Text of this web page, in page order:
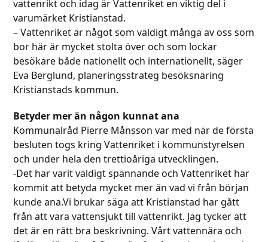
vattenrikt och idag är Vattenriket en viktig del i
varumärket Kristianstad.
– Vattenriket är något som väldigt många av oss som
bor här är mycket stolta över och som lockar
besökare både nationellt och internationellt, säger
Eva Berglund, planeringsstrateg besöksnäring
Kristianstads kommun.
Betyder mer än någon kunnat ana
Kommunalråd Pierre Månsson var med när de första
besluten togs kring Vattenriket i kommunstyrelsen
och under hela den trettioåriga utvecklingen.
-Det har varit väldigt spännande och Vattenriket har
kommit att betyda mycket mer än vad vi från början
kunde ana.Vi brukar säga att Kristianstad har gått
från att vara vattensjukt till vattenrikt. Jag tycker att
det är en rätt bra beskrivning. Vårt vattennära och